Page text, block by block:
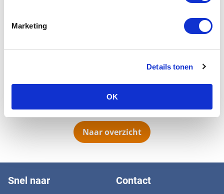
Marketing
Details tonen
OK
Taebo is vanwege de slechte gezondheid van zijn
direct door naar zijn nieuwe vaste thuis omdat we
wisten van een Mopsenliefhebber dat hij Mopsen die in
in zijn bestaande Mopsengroep. Taebo werd ruim
Naar overzicht
Snel naar Contact